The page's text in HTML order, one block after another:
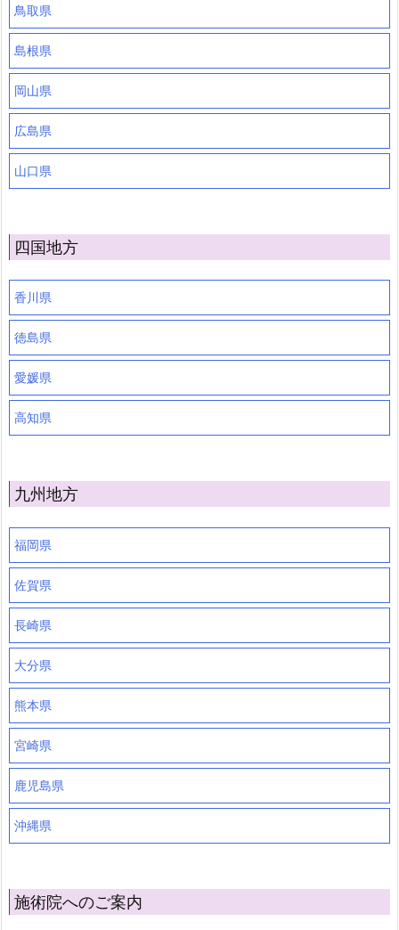
鳥取県
島根県
岡山県
広島県
山口県
四国地方
香川県
徳島県
愛媛県
高知県
九州地方
福岡県
佐賀県
長崎県
大分県
熊本県
宮崎県
鹿児島県
沖縄県
施術院へのご案内